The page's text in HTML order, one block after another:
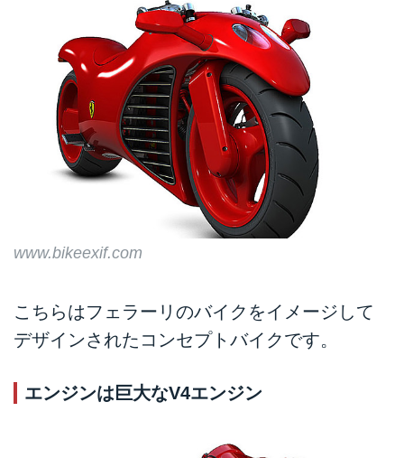
www.bikeexif.com
こちらはフェラーリのバイクをイメージして
デザインされたコンセプトバイクです。
エンジンは巨大なV4エンジン